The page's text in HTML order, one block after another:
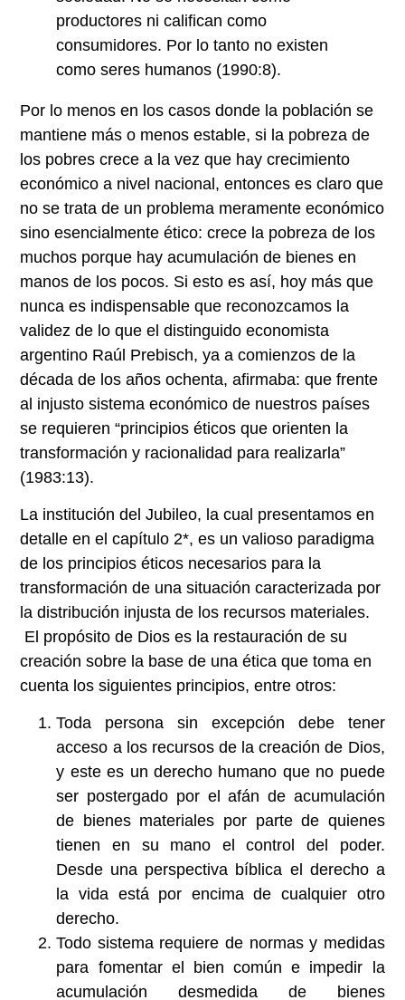
productores ni califican como
consumidores. Por lo tanto no existen
como seres humanos (1990:8).
Por lo menos en los casos donde la población se
mantiene más o menos estable, si la pobreza de
los pobres crece a la vez que hay crecimiento
económico a nivel nacional, entonces es claro que
no se trata de un problema meramente económico
sino esencialmente ético: crece la pobreza de los
muchos porque hay acumulación de bienes en
manos de los pocos. Si esto es así, hoy más que
nunca es indispensable que reconozcamos la
validez de lo que el distinguido economista
argentino Raúl Prebisch, ya a comienzos de la
década de los años ochenta, afirmaba: que frente
al injusto sistema económico de nuestros países
se requieren “principios éticos que orienten la
transformación y racionalidad para realizarla”
(1983:13).
La institución del Jubileo, la cual presentamos en
detalle en el capítulo 2*, es un valioso paradigma
de los principios éticos necesarios para la
transformación de una situación caracterizada por
la distribución injusta de los recursos materiales.
El propósito de Dios es la restauración de su
creación sobre la base de una ética que toma en
cuenta los siguientes principios, entre otros:
Toda persona sin excepción debe tener
acceso a los recursos de la creación de Dios,
y este es un derecho humano que no puede
ser postergado por el afán de acumulación
de bienes materiales por parte de quienes
tienen en su mano el control del poder.
Desde una perspectiva bíblica el derecho a
la vida está por encima de cualquier otro
derecho.
Todo sistema requiere de normas y medidas
para fomentar el bien común e impedir la
acumulación desmedida de bienes